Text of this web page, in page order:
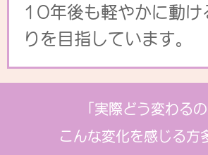
10年後も軽やかに動け
りを目指しています。
「実際どう変わるの
こんな変化を感じる方